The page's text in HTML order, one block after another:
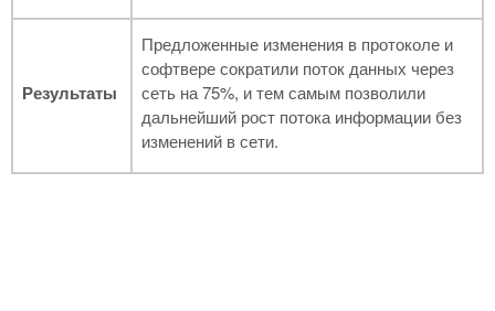
Результаты
Предложенные изменения в протоколе и
софтвере сократили поток данных через
сеть на 75%, и тем самым позволили
дальнейший рост потока информации без
изменений в сети.